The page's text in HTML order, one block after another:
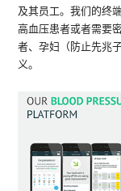
及其员工。我们的终
高血压患者或者需要
者、孕妇（防止先兆
义。